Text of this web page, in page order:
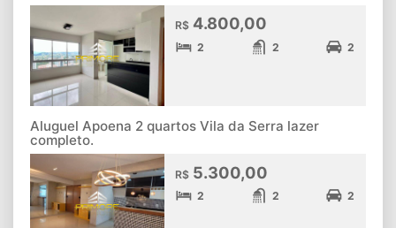
R$ 4.800,00
2 2 2
Aluguel Apoena 2 quartos Vila da Serra lazer
completo.
R$ 5.300,00
2 2 2